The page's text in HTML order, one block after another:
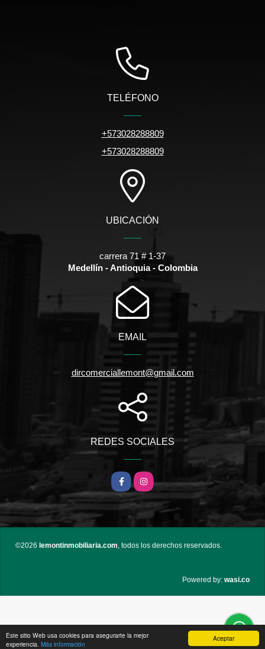
Aceptar
Este sitio Web usa cookies para asegurarte la mejor
experiencia. Más información
TELÉFONO
+573028288809
+573028288809
UBICACIÓN
carrera 71 # 1-37
Medellín - Antioquia - Colombia
EMAIL
dircomerciallemont@gmail.com
REDES SOCIALES
Facebook
Instagram
©2026 lemontinmobiliaria.com, todos los derechos reservados.
Powered by: wasi.co